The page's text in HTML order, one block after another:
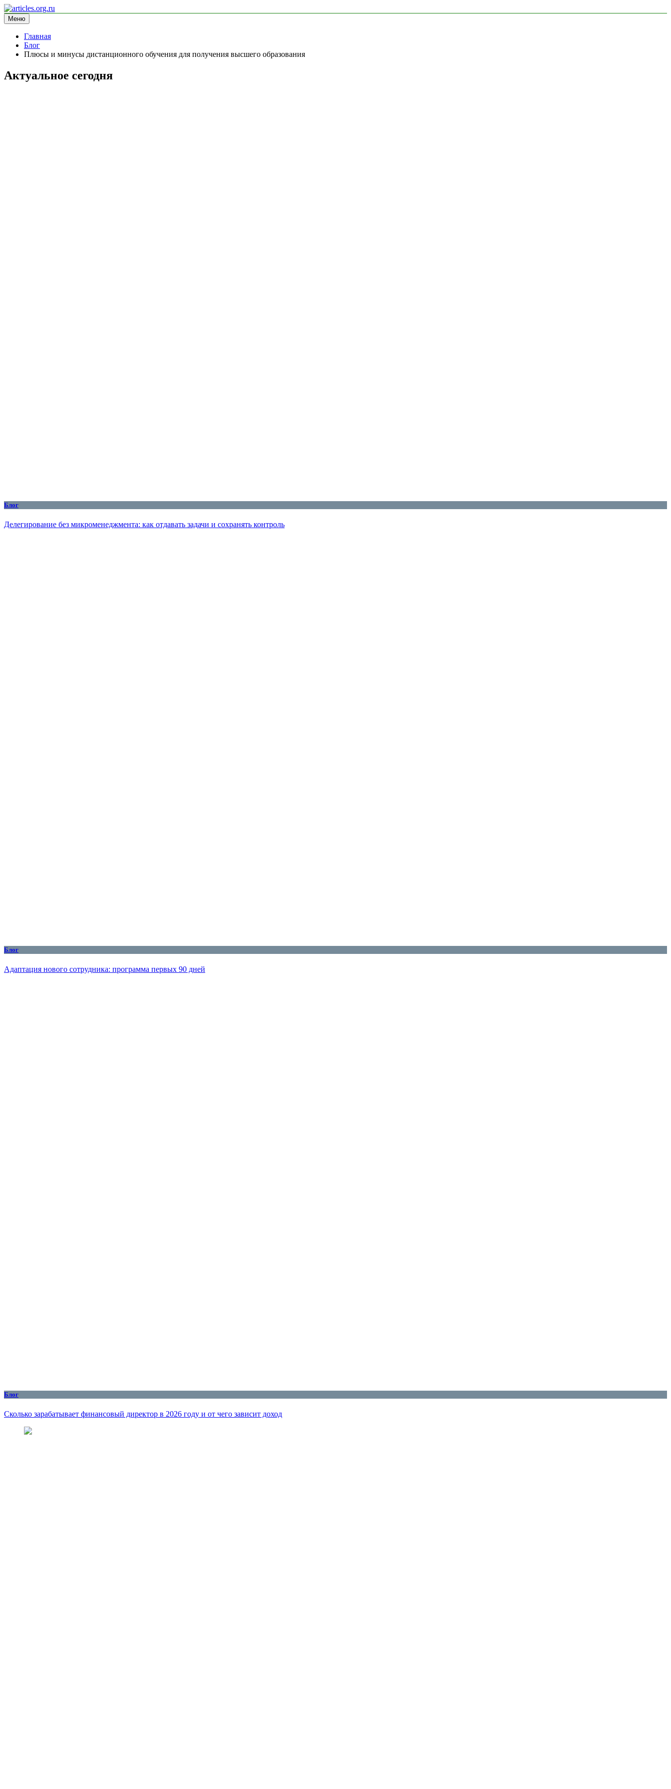
Перейти
к
содержимому
articles.org.ru
информационный сайт
Меню
Главная
Блог
Плюсы и минусы дистанционного обучения для получения высшего образования
Актуальное сегодня
Блог
Делегирование без микроменеджмента: как отдавать задачи и сохранять контроль
Блог
Адаптация нового сотрудника: программа первых 90 дней
Блог
Сколько зарабатывает финансовый директор в 2026 году и от чего зависит доход